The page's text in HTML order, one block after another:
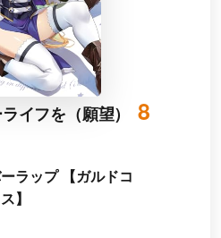
イフを（願望） 8
ラップ 【ガルドコ
】